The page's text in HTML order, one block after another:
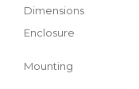
Dimensions
Enclosure
Mounting